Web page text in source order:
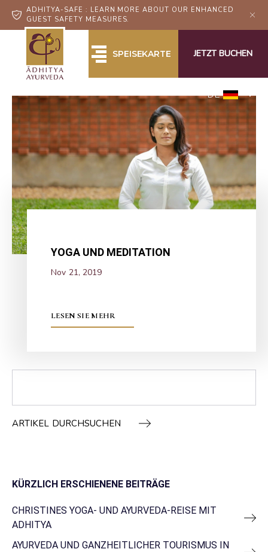
ADHITYA-SAFE : LEARN MORE ABOUT OUR ENHANCED
GUEST SAFETY MEASURES.
SPEISEKARTE
DE
JETZT BUCHEN
YOGA UND MEDITATION
Nov 21, 2019
LESEN SIE MEHR
ARTIKEL DURCHSUCHEN
KÜRZLICH ERSCHIENENE BEITRÄGE
CHRISTINES YOGA- UND AYURVEDA-REISE MIT
ADHITYA
AYURVEDA UND GANZHEITLICHER TOURISMUS IN